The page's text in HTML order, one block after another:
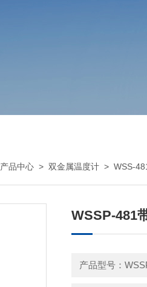
产品中心 >双金属温度计 >WSS-
WSSP-481
产品型号：